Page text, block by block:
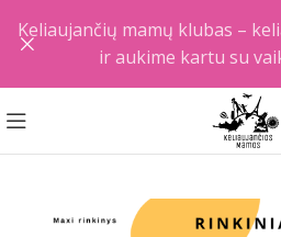
Keliaujančių mamų klubas –
ir aukime kartu su